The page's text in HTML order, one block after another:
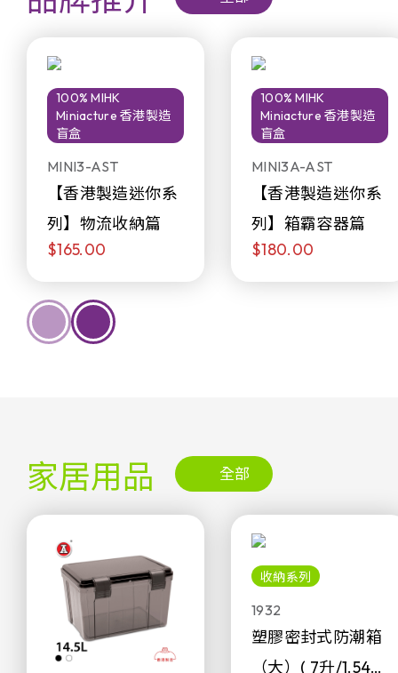
100% MIHK
Miniacture 香港製造
盲盒
MINI3-AST
【香港製造迷你系
列】物流收納篇
$165.00
100% MIHK
Miniacture 香港製造
盲盒
MINI3A-AST
【香港製造迷你系
列】箱霸容器篇
$180.00
家居用品 全部
收納系列
1932
塑膠密封式防潮箱
（大）( 7升/1.54加